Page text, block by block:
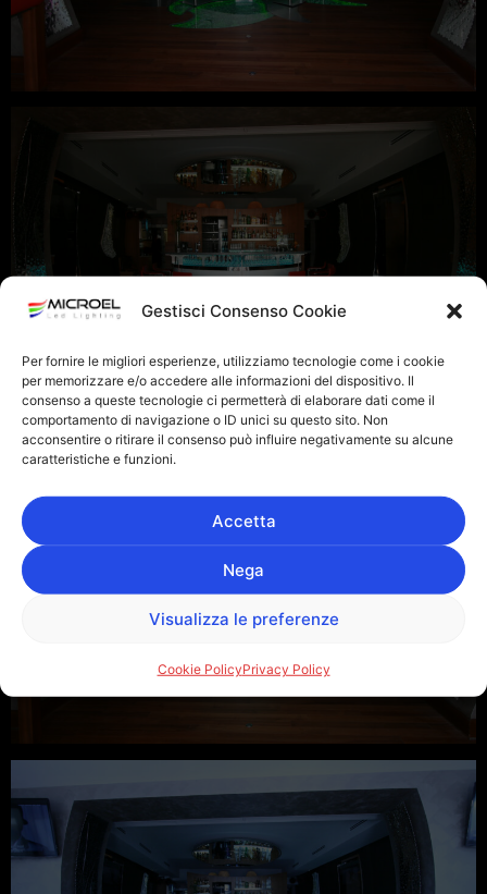
Gestisci Consenso Cookie
Per fornire le migliori esperienze, utilizziamo tecnologie come i cookie
per memorizzare e/o accedere alle informazioni del dispositivo. Il
consenso a queste tecnologie ci permetterà di elaborare dati come il
comportamento di navigazione o ID unici su questo sito. Non
acconsentire o ritirare il consenso può influire negativamente su alcune
caratteristiche e funzioni.
Accetta
Nega
Visualizza le preferenze
Cookie PolicyPrivacy Policy